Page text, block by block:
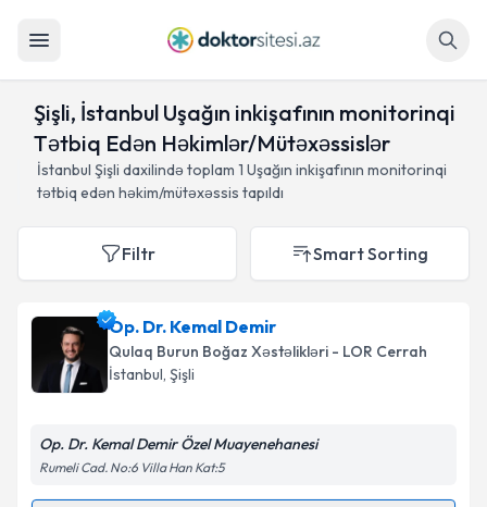
Şişli, İstanbul Uşağın inkişafının monitorinqi
Tətbiq Edən Həkimlər/Mütəxəssislər
İstanbul Şişli daxilində toplam 1 Uşağın inkişafının monitorinqi
tətbiq edən həkim/mütəxəssis tapıldı
Filtr Smart Sorting
Op. Dr. Kemal Demir
Qulaq Burun Boğaz Xəstəlikləri - LOR Cerrah
İstanbul, Şişli
Op. Dr. Kemal Demir Özel Muayenehanesi
Rumeli Cad. No:6 Villa Han Kat:5